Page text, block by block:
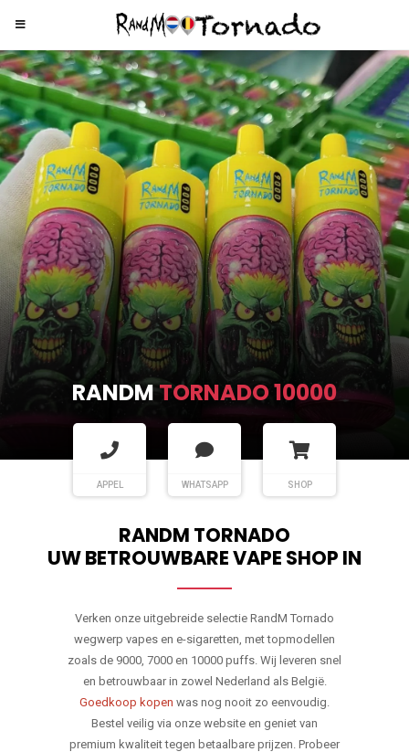
RANDMTORNADO 9000
APPEL WHATSAPP SHOP
RANDM TORNADO
UW BETROUWBARE VAPE SHOP IN
Verken onze uitgebreide selectie RandM Tornado
wegwerp vapes en e-sigaretten, met topmodellen
zoals de 9000, 7000 en 10000 puffs. Wij leveren snel
en betrouwbaar in zowel Nederland als België.
Goedkoop kopen was nog nooit zo eenvoudig.
Bestel veilig via onze website en geniet van
premium kwaliteit tegen betaalbare prijzen. Probeer